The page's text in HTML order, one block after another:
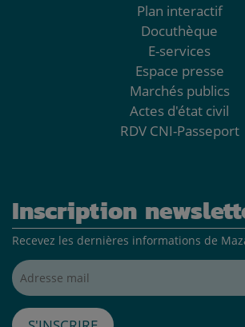
Plan interactif
Docuthèque
E-services
Espace presse
Marchés publics
Actes d'état civil
RDV CNI-Passeport
Inscription
Recevez les dernières informations de
Adresse mail*
S'inscrire